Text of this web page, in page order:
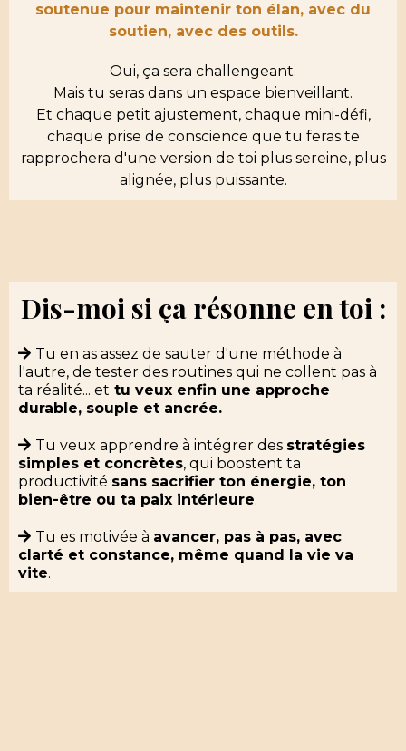
soutenue pour maintenir ton élan, avec du
soutien, avec des outils.
Oui, ça sera challengeant.
Mais tu seras dans un espace bienveillant.
Et chaque petit ajustement, chaque mini-défi,
chaque prise de conscience que tu feras te
rapprochera d'une version de toi plus sereine, plus
alignée, plus puissante.
Dis-moi si ça résonne en toi :
Tu en as assez de sauter d'une méthode à
l'autre, de tester des routines qui ne collent pas à
ta réalité... et tu veux enfin une approche
durable, souple et ancrée.
Tu veux apprendre à intégrer des stratégies
simples et concrètes, qui boostent ta
productivité sans sacrifier ton énergie, ton
bien-être ou ta paix intérieure.
Tu es motivée à avancer, pas à pas, avec
clarté et constance, même quand la vie va
vite.